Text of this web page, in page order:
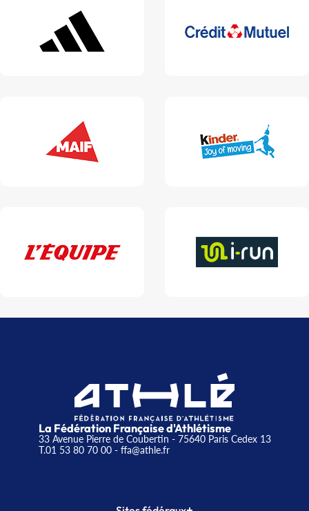
La Fédération Française d'Athlétisme
33 Avenue Pierre de Coubertin - 75640 Paris Cedex 13
T.01 53 80 70 00- ffa@athle.fr